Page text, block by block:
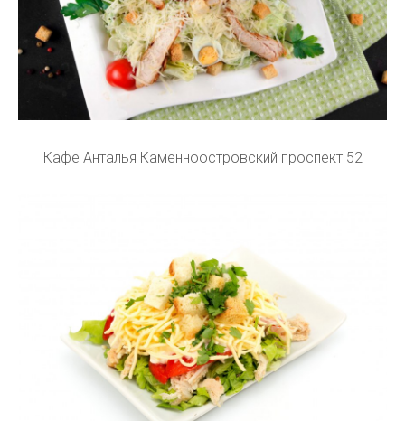
Кафе Анталья Каменноостровский проспект 52